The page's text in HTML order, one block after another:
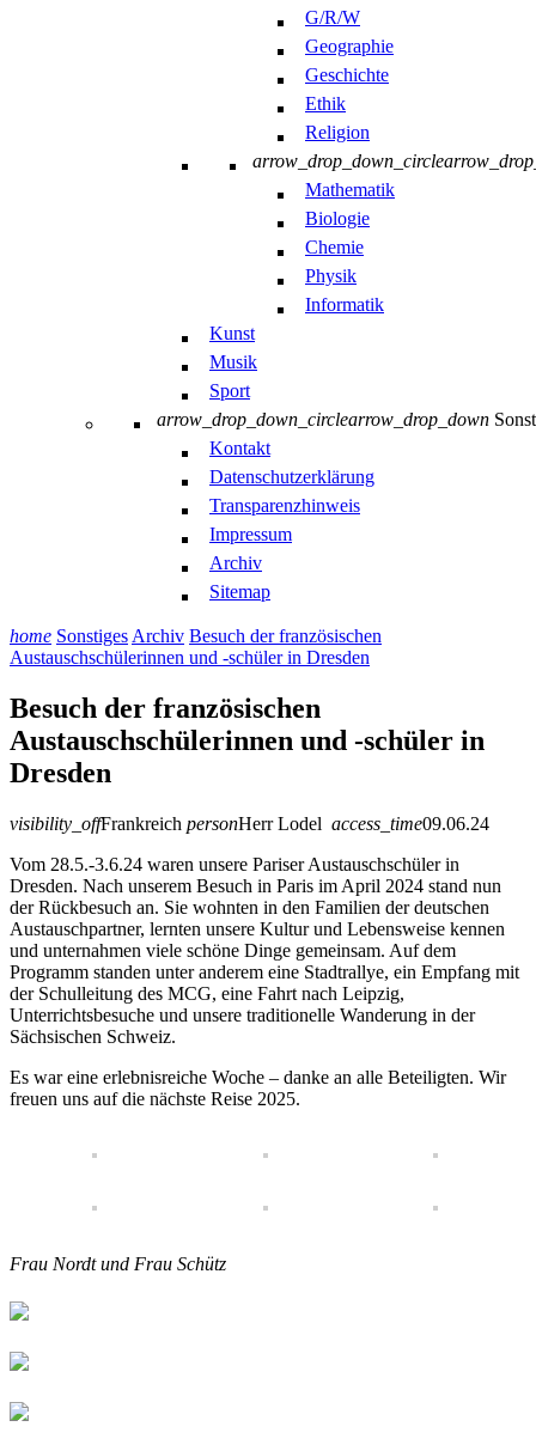
G/R/W
Geographie
Geschichte
Ethik
Religion
arrow_drop_down_circle
Mathematik
Biologie
Chemie
Physik
Informatik
Kunst
Musik
Sport
arrow_drop_down_circlearrow_drop_down
Kontakt
Datenschutzerklärung
Transparenzhinweis
Impressum
Archiv
Sitemap
home Sonstiges Archiv Besuch der französischen
Austauschschülerinnen und -schüler in Dresden
Besuch der französischen
Austauschschülerinnen und -schüler in
Dresden
visibility_offFrankreich personHerr Lodel access_time09.06.24
Vom 28.5.-3.6.24 waren unsere Pariser Austauschschüler in
Dresden. Nach unserem Besuch in Paris im April 2024 stand nun
der Rückbesuch an. Sie wohnten in den Familien der deutschen
Austauschpartner, lernten unsere Kultur und Lebensweise kennen
und unternahmen viele schöne Dinge gemeinsam. Auf dem
Programm standen unter anderem eine Stadtrallye, ein Empfang mit
der Schulleitung des MCG, eine Fahrt nach Leipzig,
Unterrichtsbesuche und unsere traditionelle Wanderung in der
Sächsischen Schweiz.
Es war eine erlebnisreiche Woche – danke an alle Beteiligten. Wir
freuen uns auf die nächste Reise 2025.
Frau Nordt und Frau Schütz